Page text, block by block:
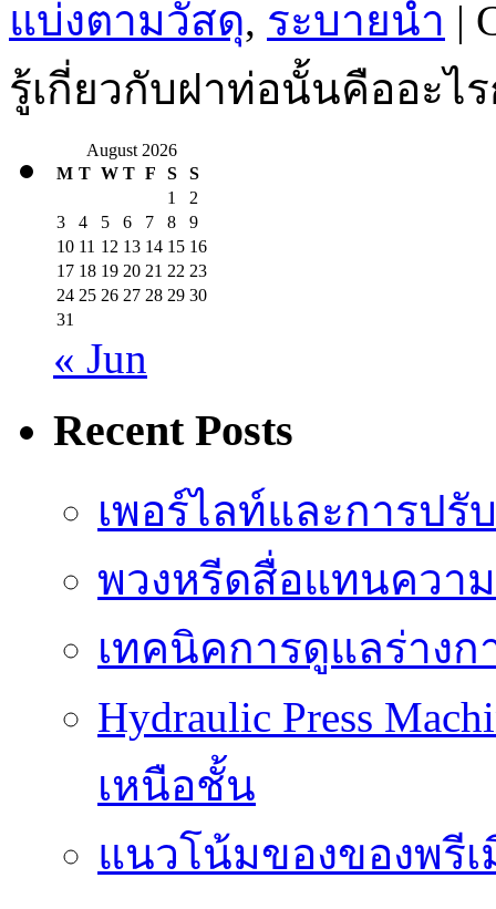
แบ่งตามวัสดุ, ระบายน้ำ |
รู้เกี่ยวกับฝาท่อนั้นคืออะไ
August 2026
M T W T F S
S
1
2
3
4 5 6 7 8
9
10 11 12 13 14 15 16
17 18 19 20 21 22 23
24 25 26 27 28 29 30
31
« Jun
Recent Posts
เพอร์ไลท์และการป
พวงหรีดสื่อแทนควา
เทคนิคการดูแลร่างก
Hydraulic Press
เหนือชั้น
แนวโน้มของของพรี